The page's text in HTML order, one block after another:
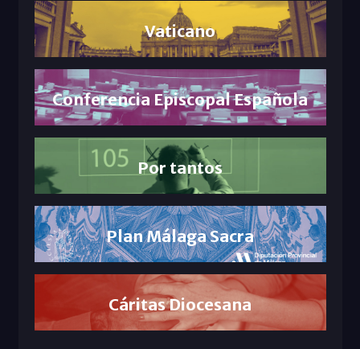
Vaticano
Conferencia Episcopal Española
Por tantos
Plan Málaga Sacra
Cáritas Diocesana